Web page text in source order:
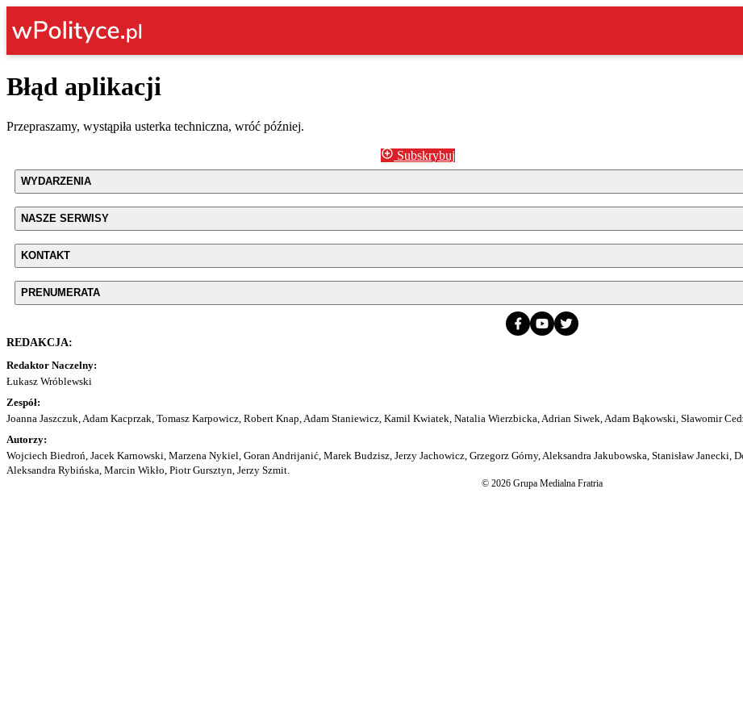
Błąd aplikacji
Przepraszamy, wystąpiła usterka techniczna, wróć później.
Subskrybuj
WYDARZENIA
NASZE SERWISY
KONTAKT
PRENUMERATA
REDAKCJA:
Redaktor Naczelny:
Łukasz Wróblewski
Zespół:
Joanna Jaszczuk, Adam Kacprzak, Tomasz Karpowicz, Robert Knap, Adam Staniewicz, Kamil Kwiatek, Natalia Wierzbicka, Adrian Siwek, Adam Bąkowski, Sławomir
Autorzy:
Wojciech Biedroń, Jacek Karnowski, Marzena Nykiel, Goran Andrijanić, Marek Budzisz, Jerzy Jachowicz, Grzegorz Górny, Aleksandra Jakubowska, Stanisław Janecki,
Aleksandra Rybińska, Marcin Wikło, Piotr Gursztyn, Jerzy Szmit.
© 2026 Grupa Medialna Fratria